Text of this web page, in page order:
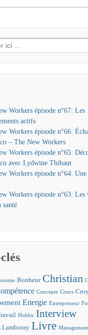
Workers épisode n°67: Les
actifs
Workers épisode n°66:
– The New Workers
Workers épisode n°65:
avec Lydwine Thibaut
Workers épisode n°64:
Workers épisode n°63: Les
santé
Bonheur Christian
Concepte Cours
Energie Entrepreneur
Hobby Interview
Lamboray Livre Management